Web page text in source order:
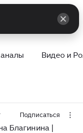
Видео и
Подписаться
Благинина |